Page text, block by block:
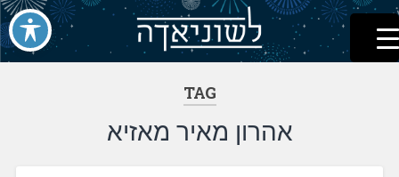
דלג
לתוכן
לשוניאדה
עברית. לשון. שפה
TAG
אהרון מאיר מאזיא